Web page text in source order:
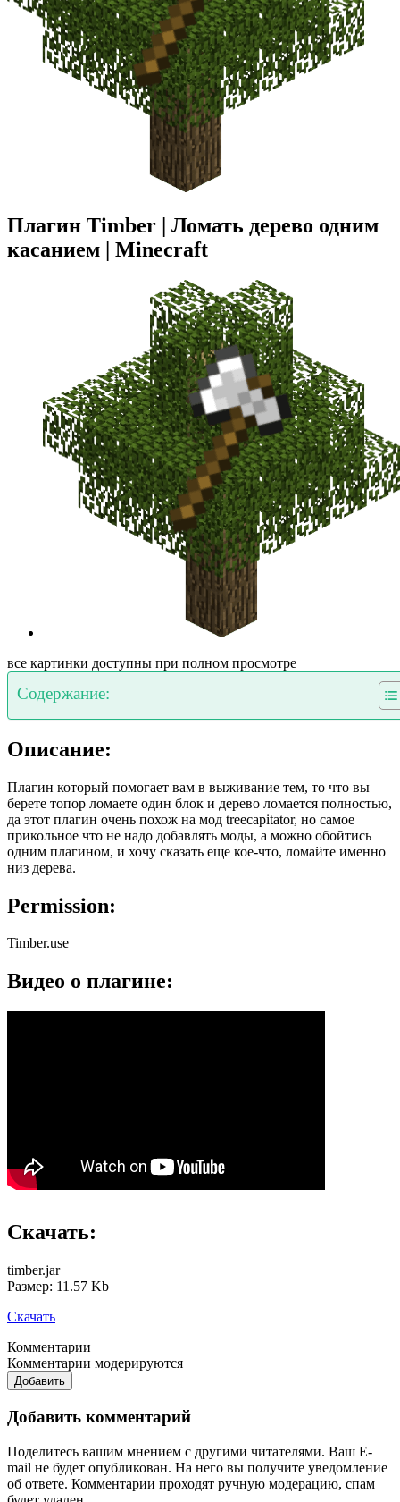
Плагин Timber | Ломать дерево одним
касанием | Minecraft
все картинки доступны при полном просмотре
Содержание:
Описание:
Плагин который помогает вам в выживание тем, то что вы
берете топор ломаете один блок и дерево ломается полностью,
да этот плагин очень похож на мод treecapitator, но самое
прикольное что не надо добавлять моды, а можно обойтись
одним плагином, и хочу сказать еще кое-что, ломайте именно
низ дерева.
Permission:
Timber.use
Видео о плагине:
Скачать:
timber.jar
Размер: 11.57 Kb
Скачать
Комментарии
Комментарии модерируются
Добавить
Добавить комментарий
Поделитесь вашим мнением с другими читателями. Ваш E-
mail не будет опубликован. На него вы получите уведомление
об ответе. Комментарии проходят ручную модерацию, спам